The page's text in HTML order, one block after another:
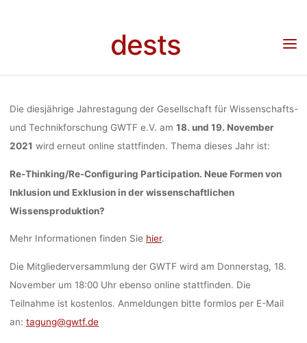
dests
GWTF E.V.,
Veranstaltung: Re-Thinking/Re-Configuring Participation. Neue
Formen von Inklusion und Exklusion in der wissenschaftlichen Wissensproduktion?
Die diesjährige Jahrestagung der Gesellschaft für Wissenschafts-
und Technikforschung GWTF e.V. am 18. und 19. November
2021 wird erneut online stattfinden. Thema dieses Jahr ist:
Re-Thinking/Re-Configuring Participation. Neue Formen von
Inklusion und Exklusion in der wissenschaftlichen
Wissensproduktion?
Mehr Informationen finden Sie hier.
Die Mitgliederversammlung der GWTF wird am Donnerstag, 18.
November um 18:00 Uhr ebenso online stattfinden. Die
Teilnahme ist kostenlos. Anmeldungen bitte formlos per E-Mail
an: tagung@gwtf.de